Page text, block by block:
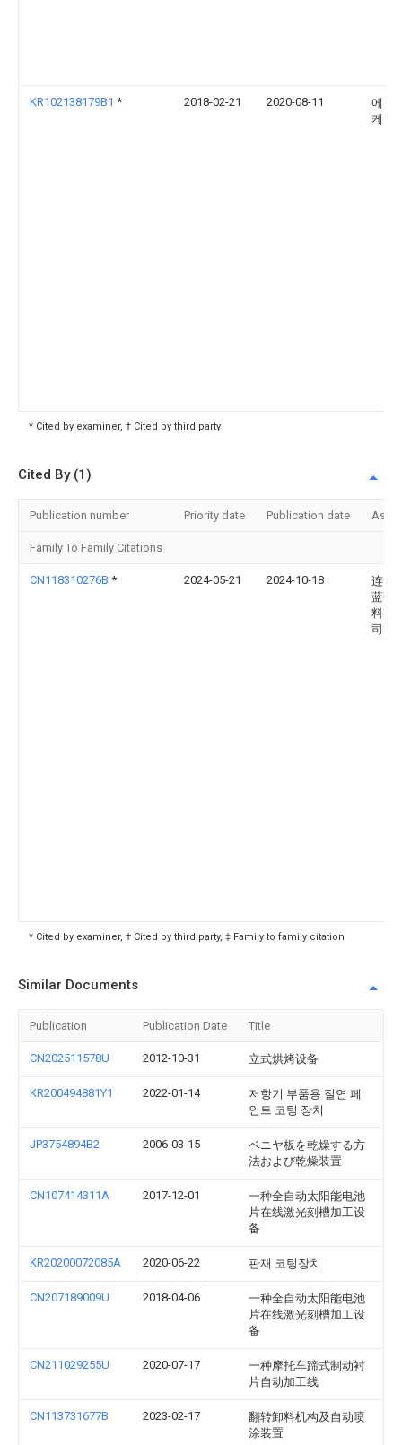
KR102138179B1 * 2018-02-21 2020-08-11
에스
케이(
* Cited by examiner, † Cited by third party
Cited By (1)
Publication number Priority date Publication date
Family To Family Citations
CN118310276B * 2024-05-21 2024-10-18
连云
蓝研
料有
司
* Cited by examiner, † Cited by third party, ‡ Family to family citation
Similar Documents
Publication Publication Date Title
CN202511578U 2012-10-31 立式烘烤设备
KR200494881Y1 2022-01-14
저항기 부품용 절연 페
인트 코팅 장치
JP3754894B2 2006-03-15
ベニヤ板を乾燥する方
法および乾燥装置
CN107414311A 2017-12-01
一种全自动太阳能电池
片在线激光刻槽加工设
备
KR20200072085A 2020-06-22 판재 코팅장치
CN207189009U 2018-04-06
一种全自动太阳能电池
片在线激光刻槽加工设
备
CN211029255U 2020-07-17
一种摩托车蹄式制动衬
片自动加工线
CN113731677B 2023-02-17
翻转卸料机构及自动喷
涂装置